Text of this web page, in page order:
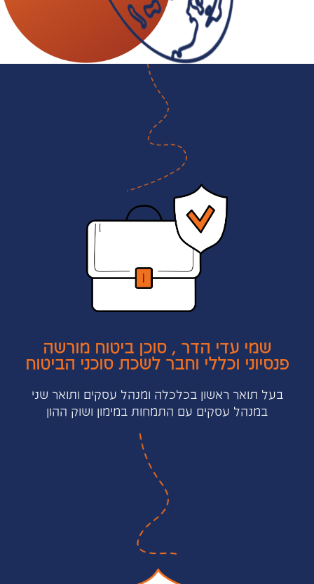
שמי עדי הדר , סוכן ביטוח מורשה
פנסיוני וכללי וחבר לשכת סוכני הביטוח
בעל תואר ראשון בכלכלה ומנהל עסקים ותואר שני
במנהל עסקים עם התמחות במימון ושוק ההון